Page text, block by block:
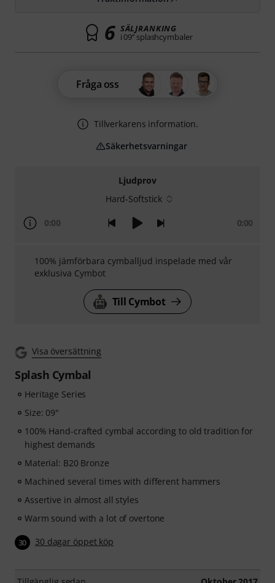
Ljudprov
Hard-Softstick
0:00 0:00
100% jämförbara cymballjud inspelade med vår
exklusiva Cymbot
Till Cymbot
Visa översättning
Splash Cymbal
Heritage Series
Size: 09"
100% Hand-crafted cymbal according to old tradition for
highest demands
Material: B20 Bronze
Machined several times with different hammers
Assertive in almost all styles
Warm sound with a lot of overtone
30 30 dagar öppet köp
6 SÄLJRANKING
i 09’’ splashcymbaler
Fråga oss
Tillverkarens information.
Säkerhetsvarningar